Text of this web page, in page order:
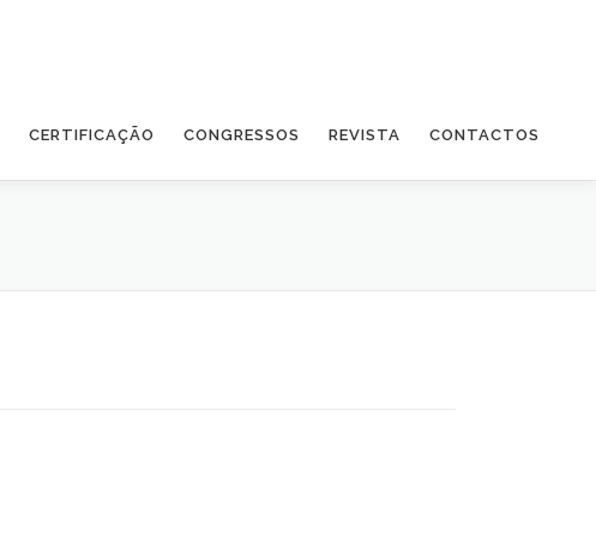
CERTIFICAÇÃO CONGRESSOS REVISTA CONTACTOS